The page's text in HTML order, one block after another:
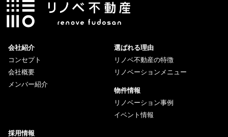
会社紹介
コンセプト
会社概要
メンバー紹介
選ばれる理由
リノベ不動産の特徴
リノベーションメニュー
物件情報
リノベーション事例
イベント情報
採用情報